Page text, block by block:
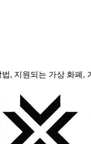
, 지원되는 가상 화폐